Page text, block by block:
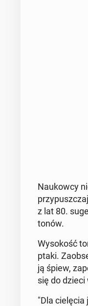
Na­ukow­cy
z lat 80.
tonów.
Wy­so­kość
ptaki.
ją śpiew,
się do
"Dla cie­lę­cia